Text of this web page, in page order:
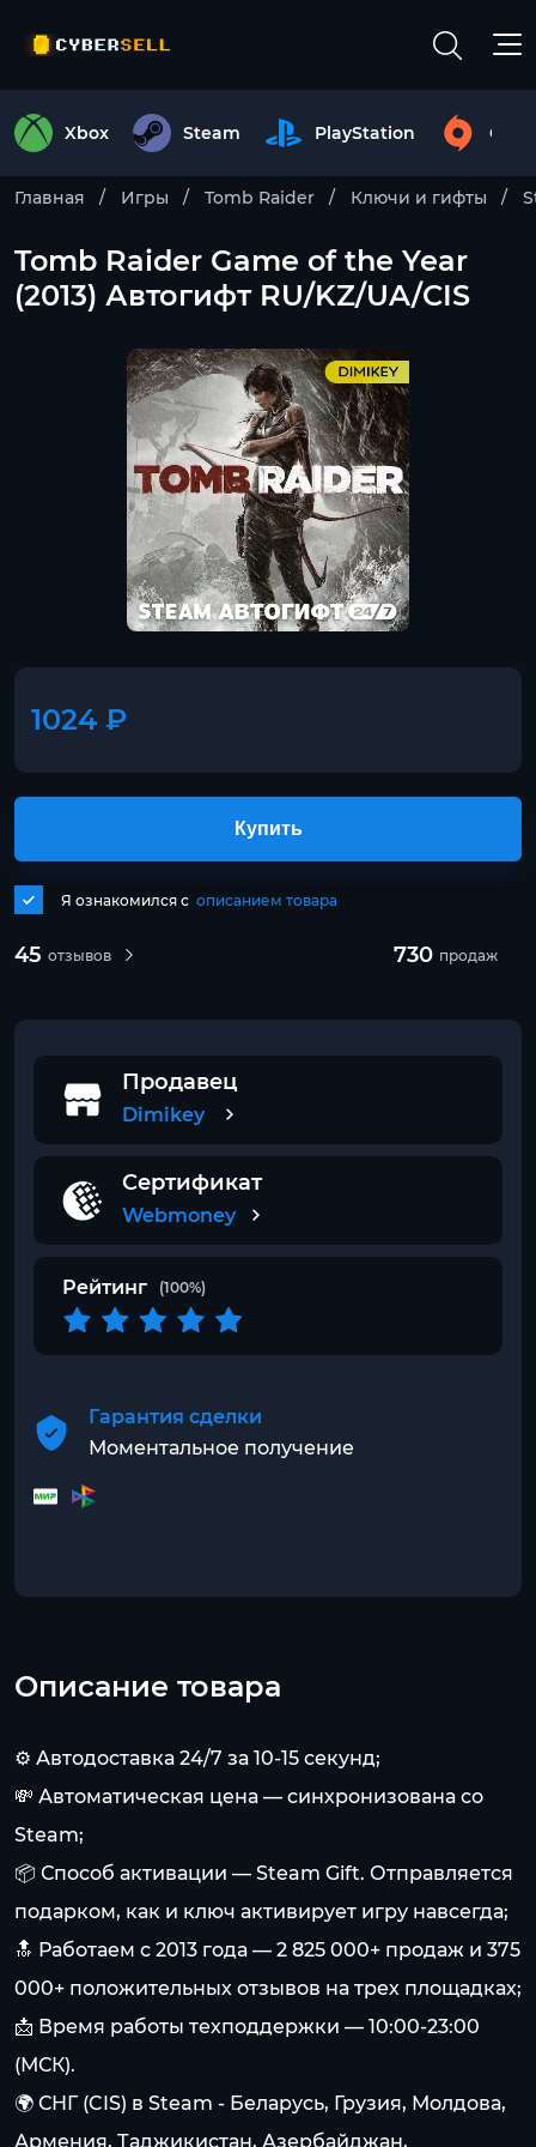
Xbox Steam PlayStation
Главная Игры Tomb Raider Ключи и гифты
Tomb Raider Game of the Year
(2013) Автогифт RU/KZ/UA/CIS
1024 ₽
45 отзывов 730 продаж
Я ознакомился с описанием товара
Купить
Продавец
Dimikey
Сертификат
Webmoney
Рейтинг (100%)
Гарантия сделки
Моментальное получение
Описание товара
⚙️ Автодоставка 24/7 за 10-15 секунд;
💸 Автоматическая цена — синхронизована со
Steam;
📦 Способ активации — Steam Gift. Отправляется
подарком, как и ключ активирует игру навсегда;
🔝 Работаем с 2013 года — 2 825 000+ продаж и 375
000+ положительных отзывов на трех площадках;
📩 Время работы техподдержки — 10:00-23:00
(МСК).
🌍 СНГ (CIS) в Steam - Беларусь, Грузия, Молдова,
Армения, Таджикистан, Азербайджан,